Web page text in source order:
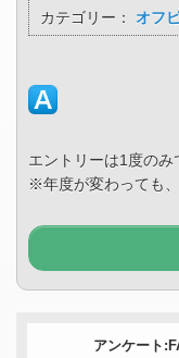
カテゴリー： オフ
エントリーは1度のみ
※年度が変わっても
アンケート